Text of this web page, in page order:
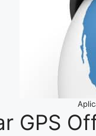
GPS